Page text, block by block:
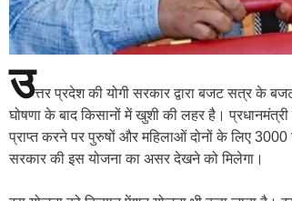
उत्तर प्रदेश की योगी सरकार द्वारा बजट सत्र के
घोषणा के बाद किसानों में खुशी की लहर है।
प्राप्त करने पर पुरुषों और महिलाओं दोनों के लिए 3000
सरकार की इस योजना का असर देखने को मिलेगा।